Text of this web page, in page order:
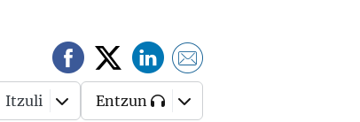
Itzuli Entzun